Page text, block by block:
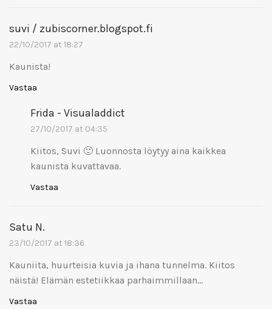
suvi / zubiscorner.blogspot.fi
22/10/2017 at 18:27
Kaunista!
Vastaa
Frida - Visualaddict
27/10/2017 at 04:35
Kiitos, Suvi 🙂 Luonnosta löytyy aina kaikkea
kaunista kuvattavaa.
Vastaa
Satu N.
23/10/2017 at 18:36
Kauniita, huurteisia kuvia ja ihana tunnelma. Kiitos
näistä! Elämän estetiikkaa parhaimmillaan…
Vastaa